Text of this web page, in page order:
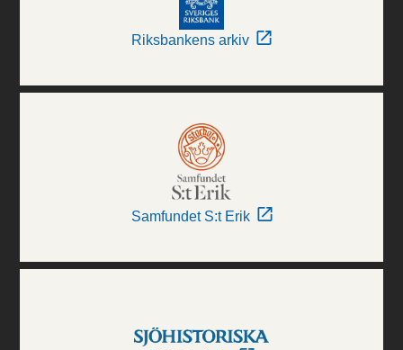
Riksbankens arkiv
Samfundet S:t Erik